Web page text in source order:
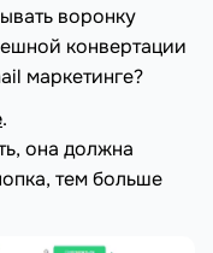
воронку
конвертации
маркетинге?
.
она должна
тем больше